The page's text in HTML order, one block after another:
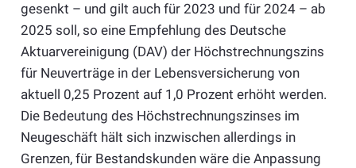
gesenkt – und gilt auch für 2023 und für 2024 – ab
2025 soll, so eine Empfehlung des Deutsche
Aktuarvereinigung (DAV) der Höchstrechnungszins
für Neuverträge in der Lebensversicherung von
aktuell 0,25 Prozent auf 1,0 Prozent erhöht werden.
Die Bedeutung des Höchstrechnungszinses im
Neugeschäft hält sich inzwischen allerdings in
Grenzen, für Bestandskunden wäre die Anpassung